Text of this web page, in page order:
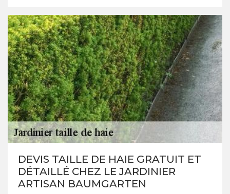
DEVIS TAILLE DE HAIE GRATUIT ET
DÉTAILLÉ CHEZ LE JARDINIER
ARTISAN BAUMGARTEN